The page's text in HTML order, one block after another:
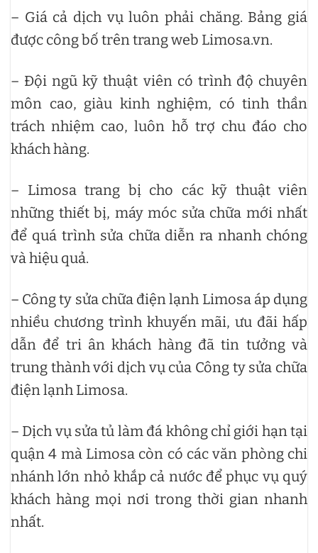
– Giá cả dịch vụ luôn phải chăng. Bảng giá
được công bố trên trang web Limosa.vn.
– Đội ngũ kỹ thuật viên có trình độ chuyên
môn cao, giàu kinh nghiệm, có tinh thần
trách nhiệm cao, luôn hỗ trợ chu đáo cho
khách hàng.
– Limosa trang bị cho các kỹ thuật viên
những thiết bị, máy móc sửa chữa mới nhất
để quá trình sửa chữa diễn ra nhanh chóng
và hiệu quả.
– Công ty sửa chữa điện lạnh Limosa áp dụng
nhiều chương trình khuyến mãi, ưu đãi hấp
dẫn để tri ân khách hàng đã tin tưởng và
trung thành với dịch vụ của Công ty sửa chữa
điện lạnh Limosa.
– Dịch vụ sửa tủ làm đá không chỉ giới hạn tại
quận 4 mà Limosa còn có các văn phòng chi
nhánh lớn nhỏ khắp cả nước để phục vụ quý
khách hàng mọi nơi trong thời gian nhanh
nhất.